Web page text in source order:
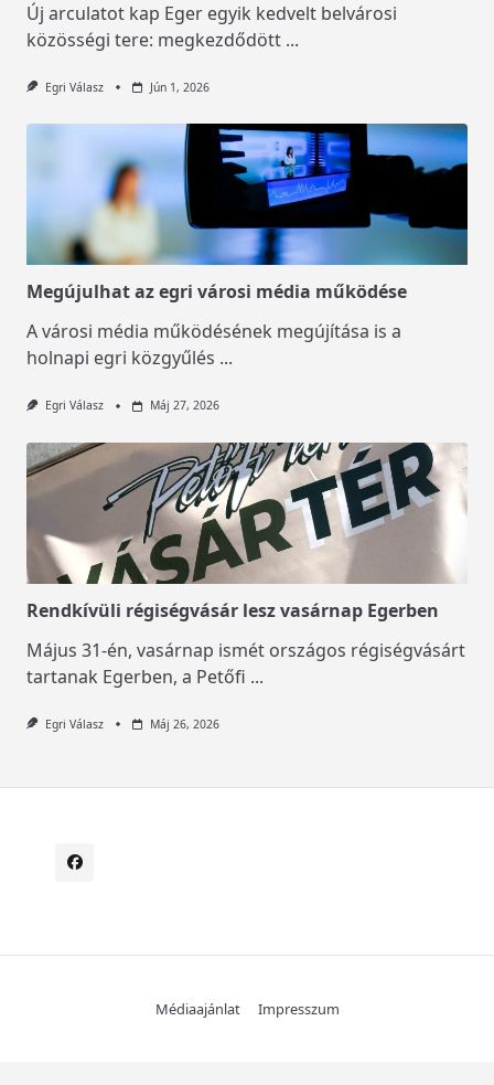
Új arculatot kap Eger egyik kedvelt belvárosi
közösségi tere: megkezdődött ...
Egri Válasz Jún 1, 2026
Megújulhat az egri városi média működése
A városi média működésének megújítása is a
holnapi egri közgyűlés ...
Egri Válasz Máj 27, 2026
Rendkívüli régiségvásár lesz vasárnap Egerben
Május 31-én, vasárnap ismét országos régiségvásárt
tartanak Egerben, a Petőfi ...
Egri Válasz Máj 26, 2026
Médiaajánlat Impresszum